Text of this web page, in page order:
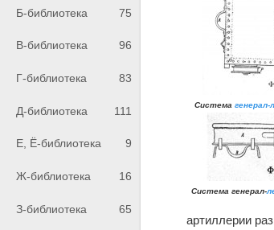
Б-библиотека 75
В-библиотека 96
Г-библиотека 83
Д-библиотека 111
Е, Ё-библиотека 9
Ж-библиотека 16
З-библиотека 65
Cистема
Cистема генерал-
артиллерии